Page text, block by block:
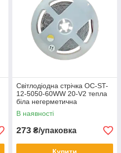
Світлодіодна стрічка ОС-ST-
12-5050-60WW 20-V2 тепла
біла негерметична
В наявності
273 ₴/упаковка